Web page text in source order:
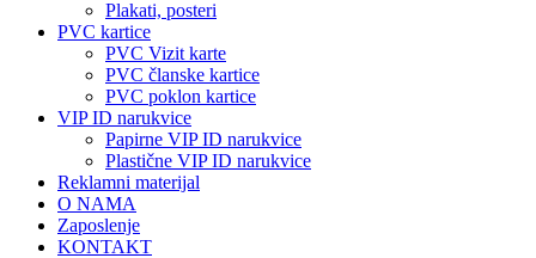
Plakati, posteri
PVC kartice
PVC Vizit karte
PVC članske kartice
PVC poklon kartice
VIP ID narukvice
Papirne VIP ID narukvice
Plastične VIP ID narukvice
Reklamni materijal
O NAMA
Zaposlenje
KONTAKT